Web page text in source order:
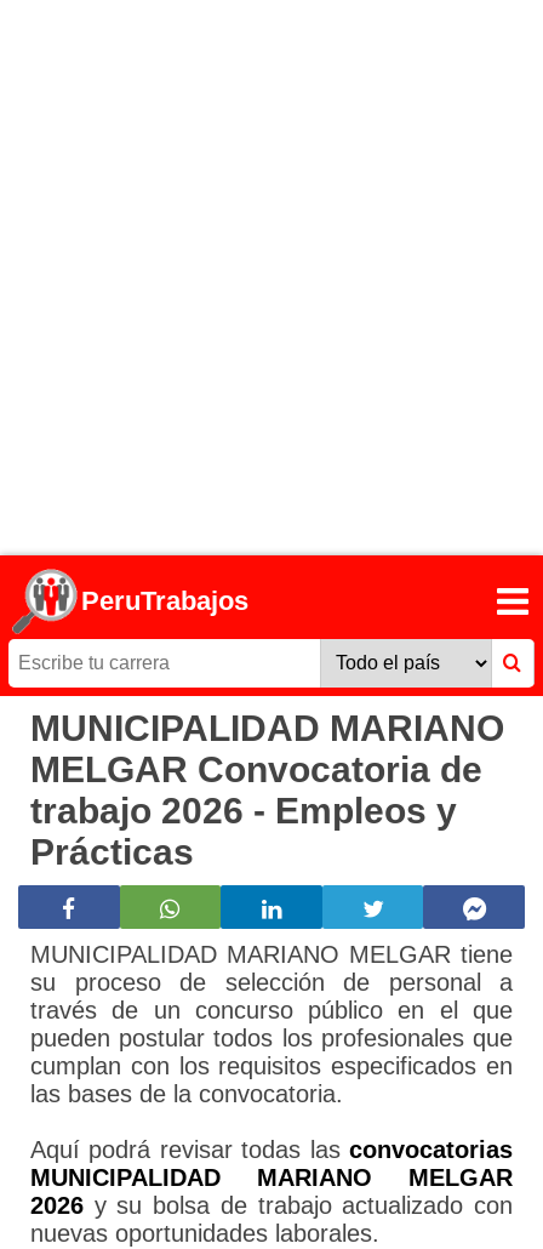
PeruTrabajos
MUNICIPALIDAD MARIANO
MELGAR Convocatoria de
trabajo 2026 - Empleos y
Prácticas
MUNICIPALIDAD MARIANO MELGAR tiene
su proceso de selección de personal a
través de un concurso público en el que
pueden postular todos los profesionales que
cumplan con los requisitos especificados en
las bases de la convocatoria.
Aquí podrá revisar todas las convocatorias
MUNICIPALIDAD MARIANO MELGAR
2026 y su bolsa de trabajo actualizado con
nuevas oportunidades laborales.